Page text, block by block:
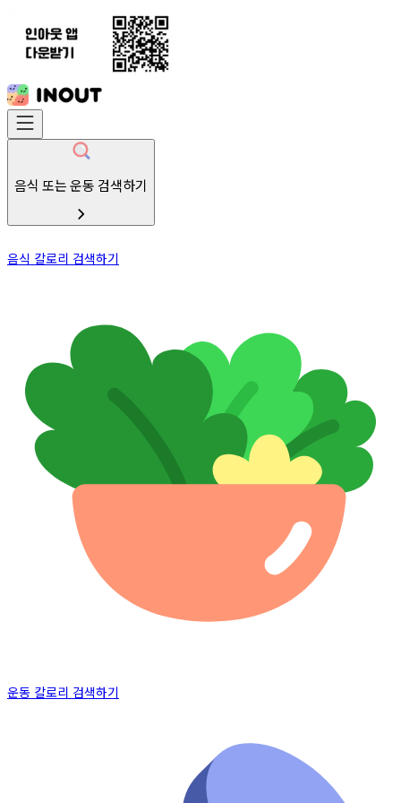
음식 또는 운동 검색하기
음식 칼로리 검색하기
운동 칼로리 검색하기